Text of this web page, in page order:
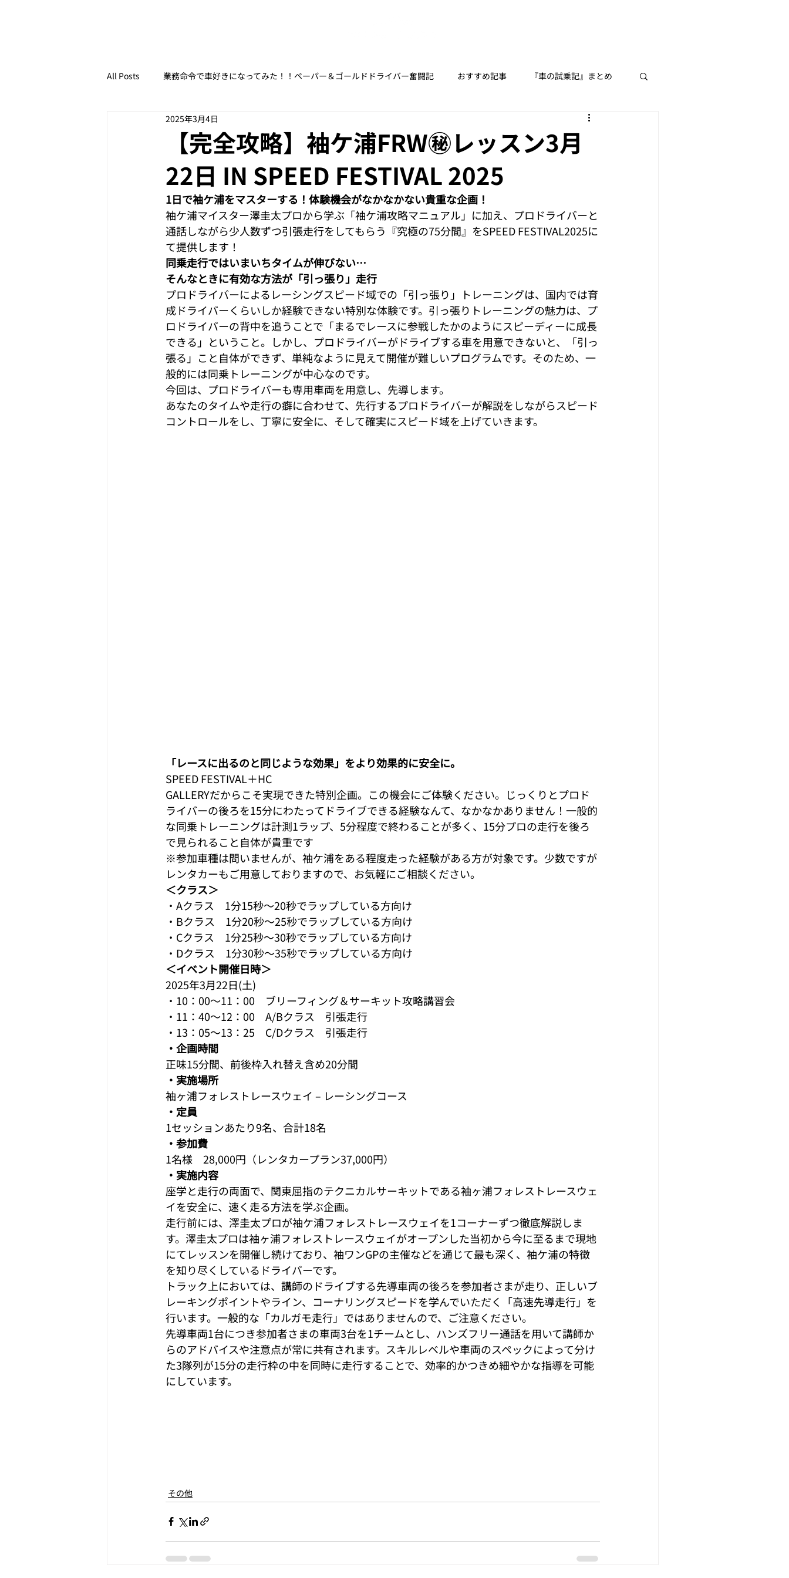
All Posts 業務命令で車好きになってみた！！ペーパー＆ゴールドドライバー奮闘記 おすすめ記事 『車の試乗記』まとめ
レース初心者でもなんとなくわかるようにレースを解説してみる
【ドライブ豆知識】いざというとき知っておいて後悔しないネタまとめ
ペーパーAT限定女子が、マニュアル車でサーキットを走るまで。の記録。 【業務命令で車好きになってみた】シリーズ
おすすめ記事 【箱根スポット紹介】シリーズ NEWS
【完全攻略】袖ケ浦FRW㊙レッスン3月
22日 IN SPEED FESTIVAL 2025
2025年3月4日
1日で袖ケ浦をマスターする！体験機会がなかなかない貴重な企画！
袖ケ浦マイスター澤圭太プロから学ぶ「袖ケ浦攻略マニュアル」に加え、プロドライバーと
通話しながら少人数ずつ引張走行をしてもらう『究極の75分間』をSPEED FESTIVAL2025に
て提供します！
同乗走行ではいまいちタイムが伸びない…
そんなときに有効な方法が「引っ張り」走行
プロドライバーによるレーシングスピード域での「引っ張り」トレーニングは、国内では育
成ドライバーくらいしか経験できない特別な体験です。引っ張りトレーニングの魅力は、プ
ロドライバーの背中を追うことで「まるでレースに参戦したかのようにスピーディーに成長
できる」ということ。しかし、プロドライバーがドライブする車を用意できないと、「引っ
張る」こと自体ができず、単純なように見えて開催が難しいプログラムです。そのため、一
般的には同乗トレーニングが中心なのです。
今回は、プロドライバーも専用車両を用意し、先導します。
あなたのタイムや走行の癖に合わせて、先行するプロドライバーが解説をしながらスピード
コントロールをし、丁寧に安全に、そして確実にスピード域を上げていきます。
「レースに出るのと同じような効果」をより効果的に安全に。
SPEED FESTIVAL＋HC
GALLERYだからこそ実現できた特別企画。この機会にご体験ください。じっくりとプロド
ライバーの後ろを15分にわたってドライブできる経験なんて、なかなかありません！一般的
な同乗トレーニングは計測1ラップ、5分程度で終わることが多く、15分プロの走行を後ろ
で見られること自体が貴重です
※参加車種は問いませんが、袖ケ浦をある程度走った経験がある方が対象です。少数ですが
レンタカーもご用意しておりますので、お気軽にご相談ください。
＜クラス＞
・Aクラス　1分15秒～20秒でラップしている方向け
・Bクラス　1分20秒～25秒でラップしている方向け
・Cクラス　1分25秒～30秒でラップしている方向け
・Dクラス　1分30秒～35秒でラップしている方向け
＜イベント開催日時＞
2025年3月22日(土)
・10：00～11：00　ブリーフィング＆サーキット攻略講習会
・11：40～12：00　A/Bクラス　引張走行
・13：05～13：25　C/Dクラス　引張走行
・企画時間
正味15分間、前後枠入れ替え含め20分間
・実施場所
袖ヶ浦フォレストレースウェイ – レーシングコース
・定員
1セッションあたり9名、合計18名
・参加費
1名様　28,000円（レンタカープラン37,000円）
・実施内容
座学と走行の両面で、関東屈指のテクニカルサーキットである袖ヶ浦フォレストレースウェ
イを安全に、速く走る方法を学ぶ企画。
走行前には、澤圭太プロが袖ケ浦フォレストレースウェイを1コーナーずつ徹底解説しま
す。澤圭太プロは袖ヶ浦フォレストレースウェイがオープンした当初から今に至るまで現地
にてレッスンを開催し続けており、袖ワンGPの主催などを通じて最も深く、袖ケ浦の特徴
を知り尽くしているドライバーです。
トラック上においては、講師のドライブする先導車両の後ろを参加者さまが走り、正しいブ
レーキングポイントやライン、コーナリングスピードを学んでいただく「高速先導走行」を
行います。一般的な「カルガモ走行」ではありませんので、ご注意ください。
先導車両1台につき参加者さまの車両3台を1チームとし、ハンズフリー通話を用いて講師か
らのアドバイスや注意点が常に共有されます。スキルレベルや車両のスペックによって分け
た3隊列が15分の走行枠の中を同時に走行することで、効率的かつきめ細やかな指導を可能
にしています。
その他